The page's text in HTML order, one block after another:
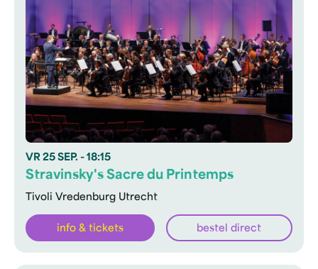
VR 25 SEP. - 18:15
Tivoli Vredenburg Utrecht
Stravinsky's Sacre du Printemps
info & tickets bestel direct